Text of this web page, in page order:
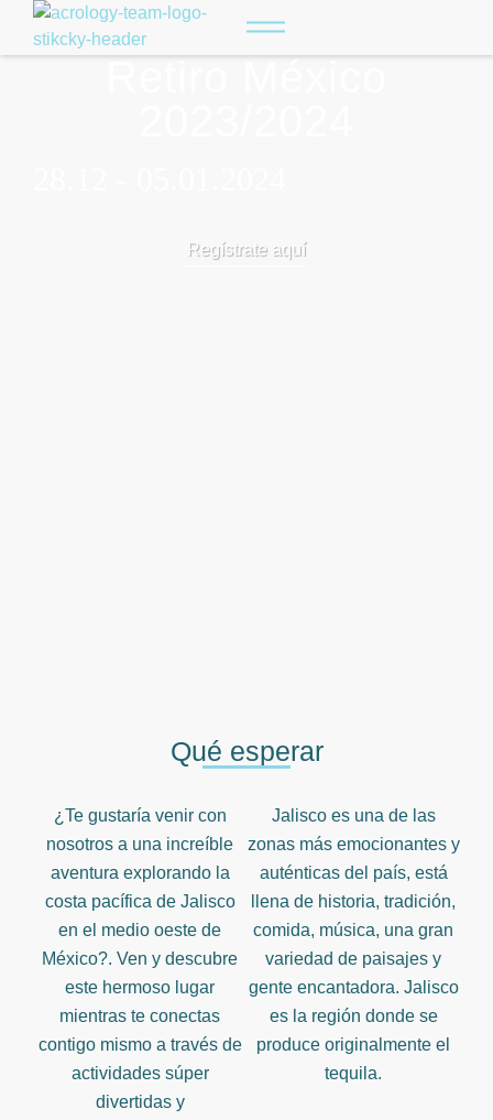
Regístrate aquí
Qué esperar
¿Te gustaría venir con
nosotros a una increíble
aventura explorando la
costa pacífica de Jalisco
en el medio oeste de
México?. Ven y descubre
este hermoso lugar
mientras te conectas
contigo mismo a través de
actividades súper
divertidas y
Jalisco es una de las
zonas más emocionantes y
auténticas del país, está
llena de historia, tradición,
comida, música, una gran
variedad de paisajes y
gente encantadora. Jalisco
es la región donde se
produce originalmente el
tequila.